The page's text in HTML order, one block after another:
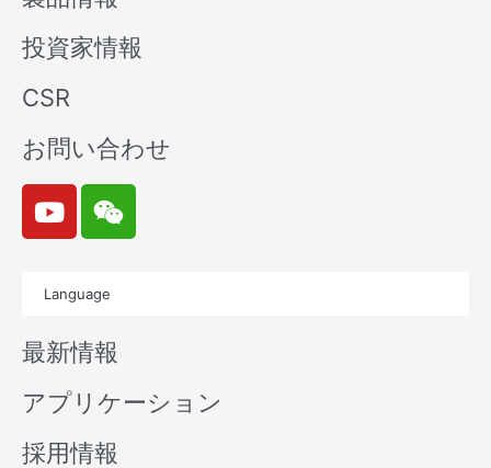
投資家情報
CSR
お問い合わせ
Y
o
u
b
e
W
e
i
n
Language
最新情報
アプリケーション
採用情報